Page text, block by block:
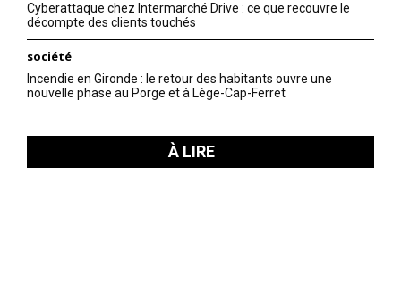
Cyberattaque chez Intermarché Drive : ce que recouvre le
décompte des clients touchés
société
Incendie en Gironde : le retour des habitants ouvre une
nouvelle phase au Porge et à Lège-Cap-Ferret
À LIRE